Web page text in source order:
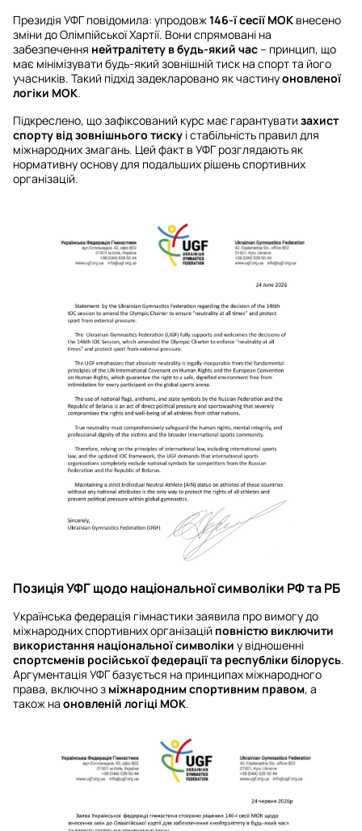
Президія УФГ повідомила: упродовж146-ї сесії МОК внесено
зміни до Олімпійської Хартії. Вони спрямовані на
забезпечення нейтралітету в будь-який час– принцип, що
має мінімізувати будь-який зовнішній тиск на спорт та його
учасників. Такий підхід задекларовано як частинуоновленої
логіки МОК.
Підкреслено, що зафіксований курс має гарантувати захист
спорту від зовнішнього тиску і стабільність правил для
міжнародних змагань. Цей факт в УФГ розглядають як
нормативну основу для подальших рішень спортивних
організацій.
Позиція УФГ щодо національної символіки РФ та РБ
Українська федерація гімнастики заявила про вимогу до
міжнародних спортивних організацій повністю виключити
використання національної символіки у відношенні
спортсменів російської федерації та республіки білорусь.
Аргументація УФГ базується на принципах міжнародного
права, включно з міжнародним спортивним правом, а
також на оновленій логіці МОК.